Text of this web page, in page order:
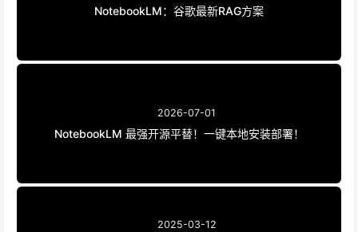
NotebookLM：谷歌最新RAG方案
2026-07-01
NotebookLM 最强开源平替！一键本地安装部署！
2025-03-12